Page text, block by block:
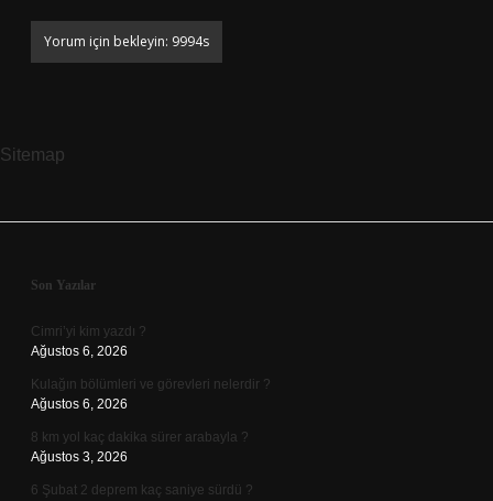
Sitemap
Sidebar
Son Yazılar
Cimri’yi kim yazdı ?
Ağustos 6, 2026
Kulağın bölümleri ve görevleri nelerdir ?
Ağustos 6, 2026
8 km yol kaç dakika sürer arabayla ?
Ağustos 3, 2026
6 Şubat 2 deprem kaç saniye sürdü ?